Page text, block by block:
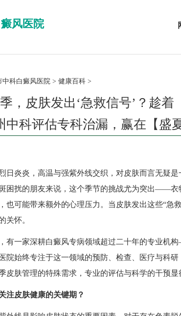
风医院
中科白癜风医院 > 健康百科 >
，皮肤发出‘急救信号’？趁着
中科评估专科治漏，赢在【盛
炎炎，高温与强紫外线交织，对皮肤而言无疑是
困扰的朋友来说，这个季节的挑战尤为突出——衣
也可能带来额外的心理压力。当皮肤发出这些“急
关怀。
一家深耕白癜风专病领域超过二十年的专业机
院始终专注于这一领域的预防、检查、医疗与科
皮肤管理的特殊需求，专业的评估与科学的干预显
注皮肤健康的关键期？